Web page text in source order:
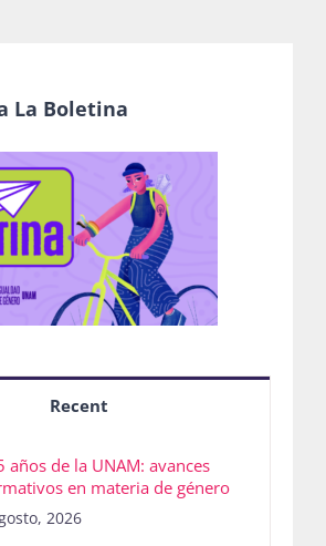
La Boletina
Recent
años de la UNAM: avances
en materia de género
2026